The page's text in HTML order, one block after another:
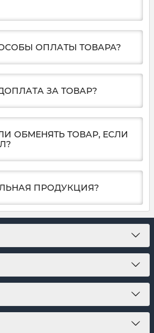
ОПЛАТЫ ТОВАРА?
ЗА ТОВАР?
ОБМЕНЯТЬ ТОВАР, ЕСЛИ
ПРОДУКЦИЯ?